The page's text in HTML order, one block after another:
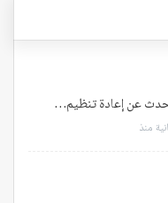
عن إعادة تنظيم…